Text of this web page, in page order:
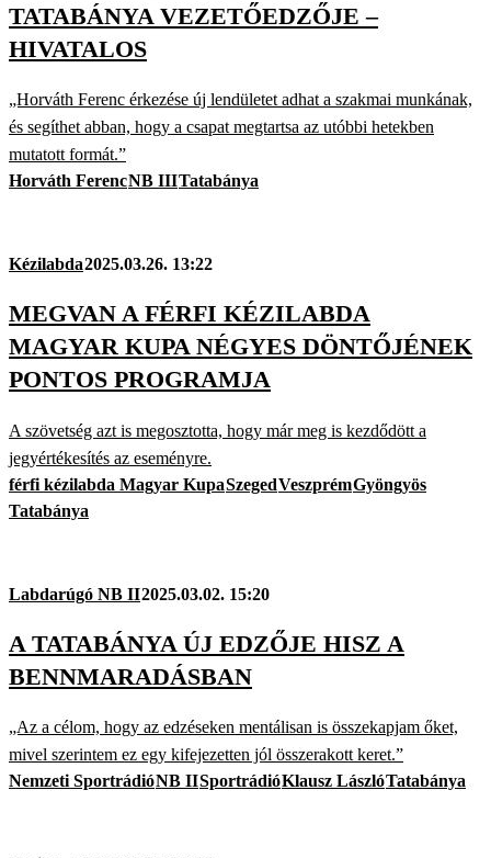
TATABÁNYA VEZETŐEDZŐJE –
HIVATALOS
„Horváth Ferenc érkezése új lendületet adhat a szakmai munkának,
és segíthet abban, hogy a csapat megtartsa az utóbbi hetekben
mutatott formát.”
Horváth FerencNB IIITatabánya
Kézilabda2025.03.26. 13:22
MEGVAN A FÉRFI KÉZILABDA
MAGYAR KUPA NÉGYES DÖNTŐJÉNEK
PONTOS PROGRAMJA
A szövetség azt is megosztotta, hogy már meg is kezdődött a
jegyértékesítés az eseményre.
férfi kézilabda Magyar KupaSzegedVeszprémGyöngyös
Tatabánya
Labdarúgó NB II2025.03.02. 15:20
A TATABÁNYA ÚJ EDZŐJE HISZ A
BENNMARADÁSBAN
„Az a célom, hogy az edzéseken mentálisan is összekapjam őket,
mivel szerintem ez egy kifejezetten jól összerakott keret.”
Nemzeti SportrádióNB IISportrádióKlausz LászlóTatabánya